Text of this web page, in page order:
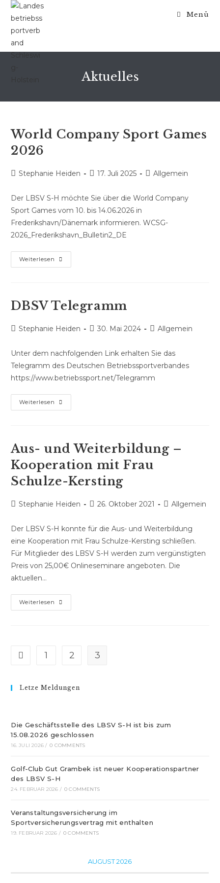
Zum
Inhalt
springen
Menü
Aktuelles
World Company Sport Games
2026
Beitrags-
Stephanie Heiden
Beitrag
17. Juli 2025
Beitrags-
Allgemein
Der LBSV S-H möchte Sie über die World Company
Sport Games vom 10. bis 14.06.2026 in
Frederikshavn/Dänemark informieren. WCSG-
2026_Frederikshavn_Bulletin2_DE
Weiterlesen
Company
2026
DBSV Telegramm
Beitrags-
Stephanie Heiden
Beitrag
30. Mai 2024
Beitrags-
Allgemein
Unter dem nachfolgenden Link erhalten Sie das
Telegramm des Deutschen Betriebssportverbandes
https://www.betriebssport.net/Telegramm
Weiterlesen
Telegramm
Aus- und Weiterbildung –
Kooperation mit Frau
Schulze-Kersting
Beitrags-
Stephanie Heiden
Beitrag
26. Oktober 2021
Beitrags-
Allgemein
Der LBSV S-H konnte für die Aus- und Weiterbildung
eine Kooperation mit Frau Schulze-Kersting schließen.
Für Mitglieder des LBSV S-H werden zum vergünstigten
Preis von 25,00€ Onlineseminare angeboten. Die
aktuellen…
Weiterlesen
und
mit
Schulze-
Gehe zur vorherigen Seite
1 2 3
Letze Meldungen
Die Geschäftsstelle des LBSV S-H ist bis zum
15.08.2026 geschlossen
16. JULI 2026 / 0 COMMENTS
Golf-Club Gut Grambek ist neuer Kooperationspartner
des LBSV S-H
24. FEBRUAR 2026 / 0 COMMENTS
Veranstaltungsversicherung im
Sportversicherungsvertrag mit enthalten
19. FEBRUAR 2026 / 0 COMMENTS
AUGUST 2026